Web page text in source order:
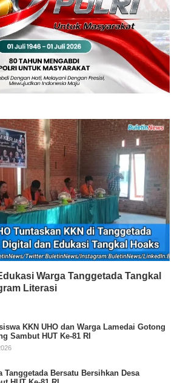
Warga Tanggetada Tangkal
Literasi
KKN UHO dan Warga Lamedai Gotong
Sambut HUT Ke-81 RI
Tanggetada Bersatu Bersihkan Desa